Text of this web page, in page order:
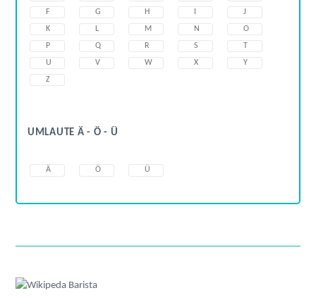
F
G H
J
K
L M N
O
P
Q R S
T
U
V W X
Y
Z
UMLAUTE Ä - Ö - Ü
Ä Ö Ü